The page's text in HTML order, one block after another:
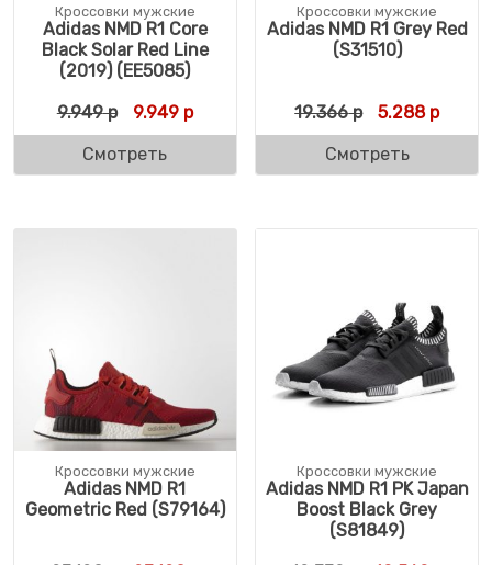
Кроссовки мужские
Adidas NMD R1 Core
Black Solar Red Line
(2019) (EE5085)
9.949р Первоначальная цена составляла 9.949 р.
9.949рТекущая цена: 9.949 р.
Смотреть
Кроссовки мужские
Adidas NMD R1 Grey Red
(S31510)
19.366р 5.288р
Смотреть
Кроссовки мужские
Adidas NMD R1
Geometric Red (S79164)
Кроссовки мужские
Adidas NMD R1 PK Japan
Boost Black Grey
(S81849)